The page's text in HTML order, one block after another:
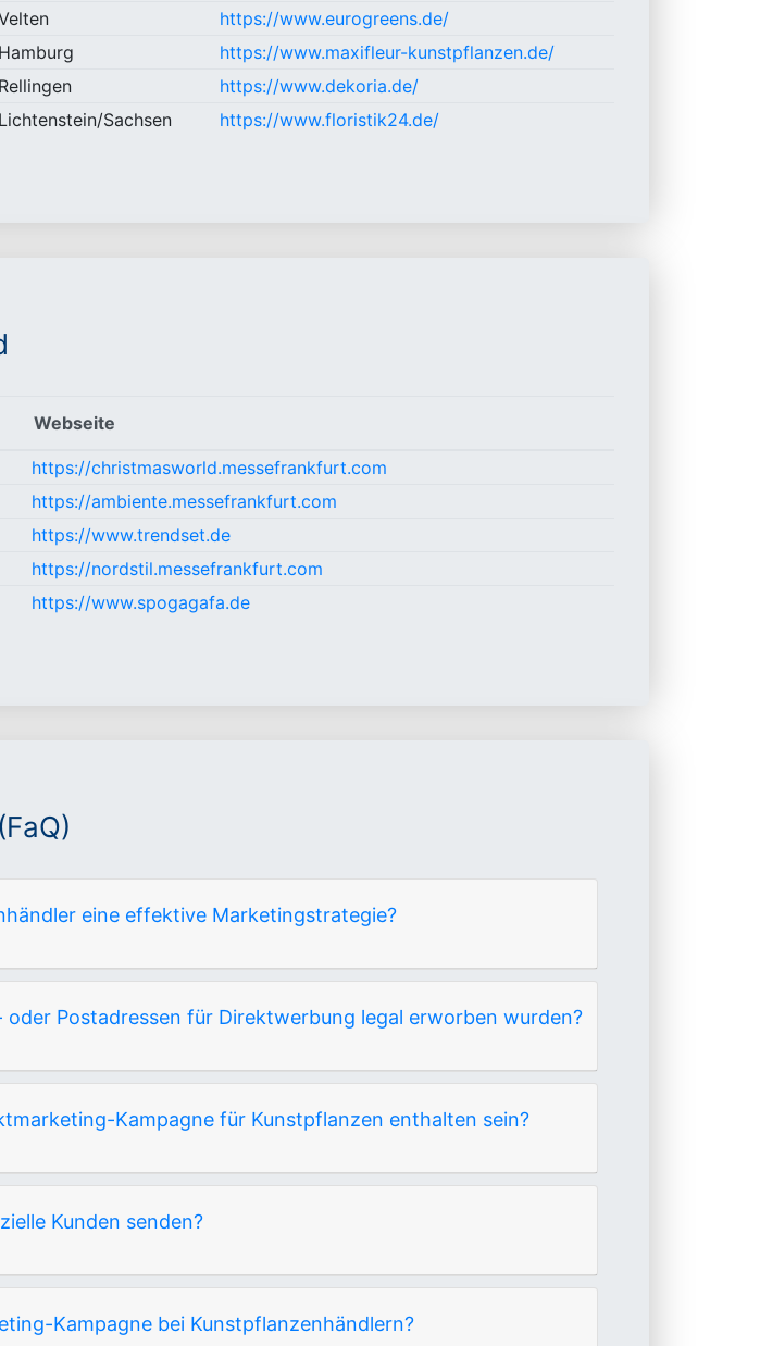
https://www.eurogreens.de/
Hamburg
https://www.maxifleur-kunstpflanzen.de/
Rellingen
https://www.dekoria.de/
Lichtenstein/Sachsen https://www.floristik24.de/
Webseite
https://christmasworld.messefrankfurt.com
https://ambiente.messefrankfurt.com
https://www.trendset.de
https://nordstil.messefrankfurt.com
https://www.spogagafa.de
eine effektive Marketingstrategie?
oder Postadressen für Direktwerbung legal erworben wurden?
Kampagne für Kunstpflanzen enthalten sein?
Kunden senden?
Kampagne bei Kunstpflanzenhändlern?